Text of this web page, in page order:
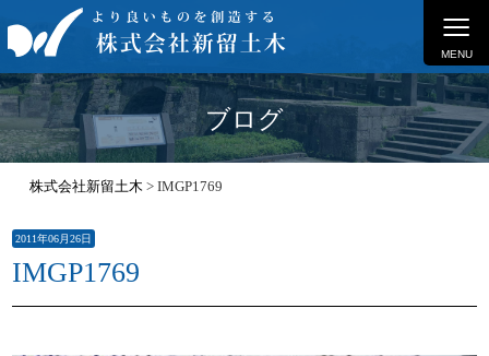
≡
MENU
ブログ
株式会社新留土木 > IMGP1769
2011年06月26日
IMGP1769